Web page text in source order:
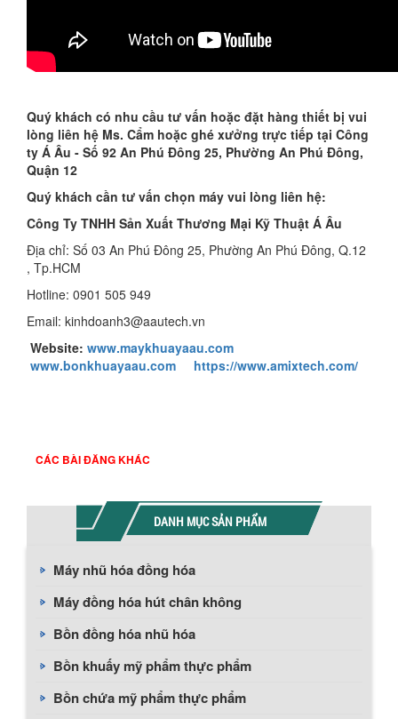
Quý khách có nhu cầu tư vấn hoặc đặt hàng thiết bị vui
lòng liên hệ Ms. Cẩm hoặc ghé xưởng trực tiếp tại Công
ty Á Âu - Số 92 An Phú Đông 25, Phường An Phú Đông,
Quận 12
Quý khách cần tư vấn chọn máy vui lòng liên hệ:
Công Ty TNHH Sản Xuất Thương Mại Kỹ Thuật Á Âu
Địa chỉ: Số 03 An Phú Đông 25, Phường An Phú Đông, Q.12
, Tp.HCM
Hotline: 0901 505 949
Email: kinhdoanh3@aautech.vn
Website: www.maykhuayaau.com
www.bonkhuayaau.com
https://www.amixtech.com/
CÁC BÀI ĐĂNG KHÁC
DANH MỤC SẢN PHẨM
Máy nhũ hóa đồng hóa
Máy đồng hóa hút chân không
Bồn đồng hóa nhũ hóa
Bồn khuấy mỹ phẩm thực phẩm
Bồn chứa mỹ phẩm thực phẩm